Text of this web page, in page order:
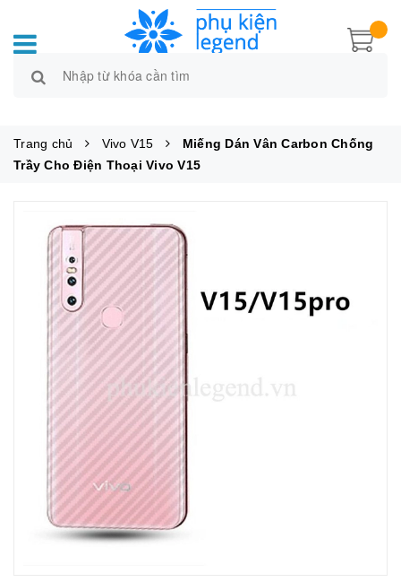
Trang chủ Vivo V15
Miếng Dán Vân Carbon Chống
Trầy Cho Điện Thoại Vivo V15